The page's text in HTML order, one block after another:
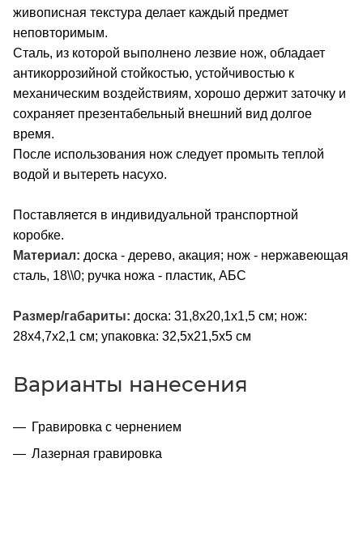
живописная текстура делает каждый предмет
неповторимым.
Сталь, из которой выполнено лезвие нож, обладает
антикоррозийной стойкостью, устойчивостью к
механическим воздействиям, хорошо держит заточку и
сохраняет презентабельный внешний вид долгое
время.
После использования нож следует промыть теплой
водой и вытереть насухо.
Поставляется в индивидуальной транспортной
коробке.
Материал: доска - дерево, акация; нож - нержавеющая
сталь, 18\\0; ручка ножа - пластик, АБС
Размер/габариты: доска: 31,8х20,1х1,5 см; нож:
28х4,7х2,1 см; упаковка: 32,5х21,5х5 см
Варианты нанесения
Гравировка с чернением
Лазерная гравировка